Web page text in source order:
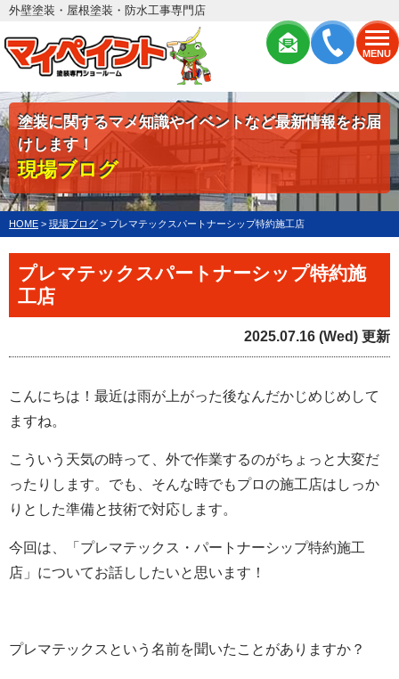
MENU
外壁塗装・屋根塗装・防水工事専門店
塗装に関するマメ知識やイベントなど最新情報をお届
けします！
現場ブログ
HOME > 現場ブログ > プレマテックスパートナーシップ特約施工店
プレマテックスパートナーシップ特約施
工店
2025.07.16 (Wed) 更新
こんにちは！最近は雨が上がった後なんだかじめじめして
ますね。
こういう天気の時って、外で作業するのがちょっと大変だ
ったりします。でも、そんな時でもプロの施工店はしっか
りとした準備と技術で対応します。
今回は、「プレマテックス・パートナーシップ特約施工
店」についてお話ししたいと思います！
プレマテックスという名前を聞いたことがありますか？